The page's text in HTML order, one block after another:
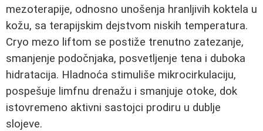
mezoterapije, odnosno unošenja hranljivih koktela u
kožu, sa terapijskim dejstvom niskih temperatura.
Cryo mezo liftom se postiže trenutno zatezanje,
smanjenje podočnjaka, posvetljenje tena i duboka
hidratacija. Hladnoća stimuliše mikrocirkulaciju,
pospešuje limfnu drenažu i smanjuje otoke, dok
istovremeno aktivni sastojci prodiru u dublje
slojeve.